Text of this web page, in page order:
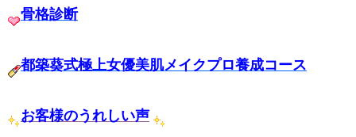
骨格診断
都築葵式極上女優美肌メイクプロ養成コース
お客様のうれしい声